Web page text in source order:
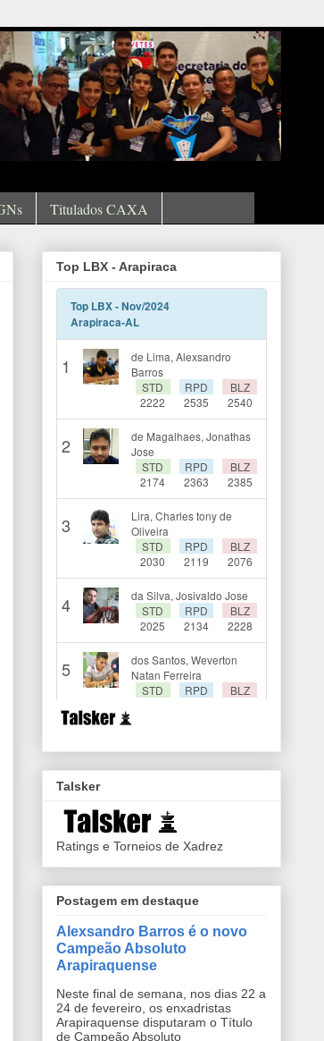
Titulados CAXA
Top LBX - Arapiraca
Talsker
Ratings e Torneios de Xadrez
Postagem em destaque
Alexsandro Barros é o novo
Campeão Absoluto
Arapiraquense
Neste final de semana, nos dias 22 a
24 de fevereiro, os enxadristas
Arapiraquense disputaram o Título
de Campeão Absoluto